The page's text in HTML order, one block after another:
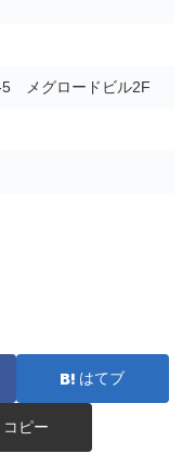
5 メグロードビル2F
はてブ
コピー